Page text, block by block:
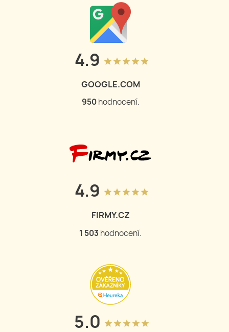
4.9 grade grade grade grade grade
GOOGLE.COM
950 hodnocení.
4.9 grade grade grade grade grade
FIRMY.CZ
1 503 hodnocení.
5.0 grade grade grade grade grade